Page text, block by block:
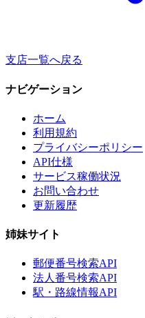
支店一覧へ戻る
ナビゲーション
ホーム
利用規約
プライバシーポリシー
API仕様
サービス稼働状況
お問い合わせ
更新履歴
姉妹サイト
郵便番号検索API
法人番号検索API
駅・路線情報API